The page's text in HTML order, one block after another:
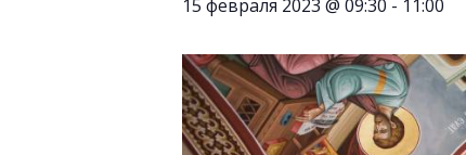
15 февраля 2023 @ 09:30 - 11:00